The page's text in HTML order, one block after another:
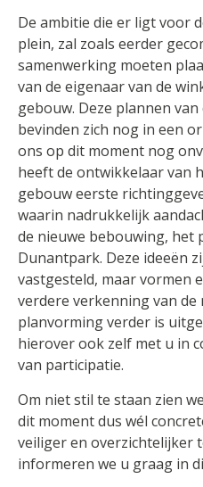
De ambitie die er ligt voor
plein, zal zoals eerder
samenwerking moeten
van de eigenaar van de
gebouw. Deze plannen
bevinden zich nog in een
ons op dit moment nog
heeft de ontwikkelaar van
gebouw eerste
waarin nadrukkelijk
de nieuwe bebouwing, het
Dunantpark. Deze ideeën
vastgesteld, maar vormen
verdere verkenning van de
planvorming verder is
hierover ook zelf met u in
van participatie.
Om niet stil te staan zien
dit moment dus wél
veiliger en overzichtelijker
informeren we u graag in